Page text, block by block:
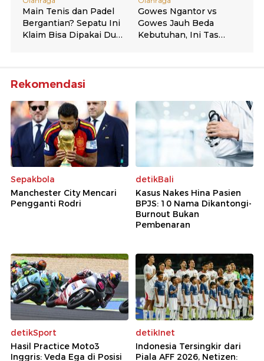
Rekomendasi
Sepakbola
Manchester City Mencari
Pengganti Rodri
detikBali
Kasus Nakes Hina Pasien
BPJS: 10 Nama Dikantongi-
Burnout Bukan
Pembenaran
detikSport
Hasil Practice Moto3
Inggris: Veda Ega di Posisi
detikInet
Indonesia Tersingkir dari
Piala AFF 2026, Netizen: